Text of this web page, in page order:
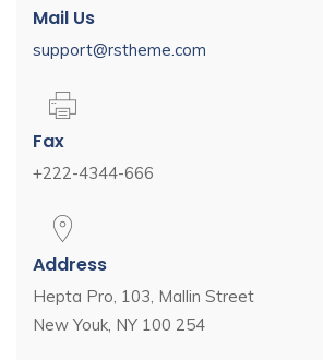
Mail Us
support@rstheme.com
Fax
+222-4344-666
Address
Hepta Pro, 103, Mallin Street
New Youk, NY 100 254